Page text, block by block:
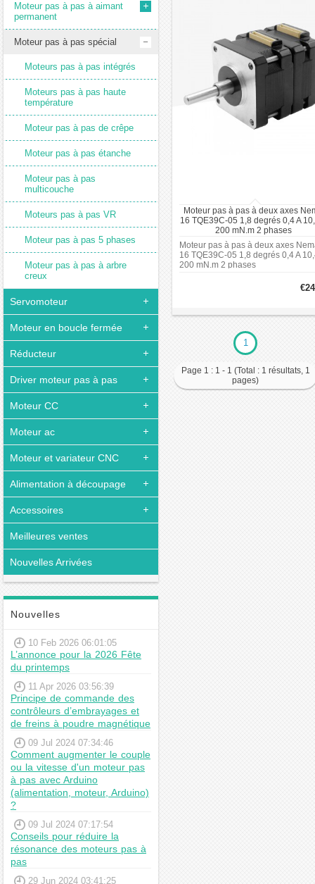
Moteur pas à pas à aimant
permanent
Moteur pas à pas spécial
Moteurs pas à pas intégrés
Moteurs pas à pas haute
température
Moteur pas à pas de crêpe
Moteur pas à pas étanche
Moteur pas à pas
multicouche
Moteurs pas à pas VR
Moteur pas à pas 5 phases
Moteur pas à pas à arbre
creux
Servomoteur
Moteur en boucle fermée
Réducteur
Driver moteur pas à pas
Moteur CC
Moteur ac
Moteur et variateur CNC
Alimentation à découpage
Accessoires
Meilleures ventes
Nouvelles Arrivées
Nouvelles
10 Feb 2026 06:01:05
L’annonce pour la 2026 Fête
du printemps
11 Apr 2026 03:56:39
Principe de commande des
contrôleurs d’embrayages et
de freins à poudre magnétique
09 Jul 2024 07:34:46
Comment augmenter le couple
ou la vitesse d'un moteur pas
à pas avec Arduino
(alimentation, moteur, Arduino)
?
09 Jul 2024 07:17:54
Conseils pour réduire la
résonance des moteurs pas à
pas
29 Jun 2024 03:41:25
Moteur pas à pas à deux axes
16 TQE39C-05 1,8 degrés 0,4 A
200 mN.m 2 phases
Moteur pas à pas à deux axes
16 TQE39C-05 1,8 degrés 0,4 A
200 mN.m 2 phases
1
Page 1 : 1 - 1 (Total : 1 résultats, 1
pages)